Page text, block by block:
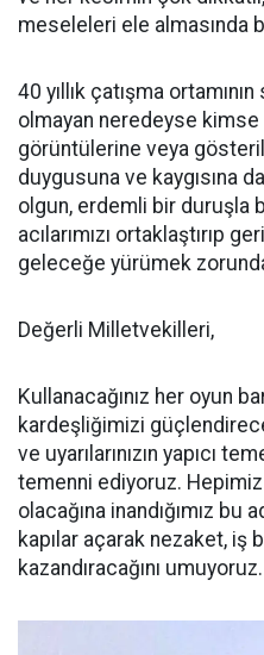
meseleleri ele almasında
40 yıllık çatışma
olmayan neredeyse kimse
görüntülerine veya
duygusuna ve kaygısına
olgun, erdemli bir duruşla
acılarımızı ortaklaştırıp
geleceğe yürümek
Değerli Milletvekilleri,
Kullanacağınız her oyun
kardeşliğimizi
ve uyarılarınızın yapıcı
temenni ediyoruz.
olacağına inandığımız bu
kapılar açarak nezaket, iş
kazandıracağını umuyoruz.